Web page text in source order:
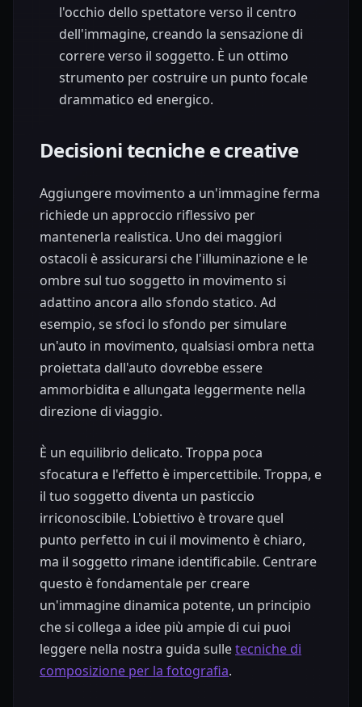
l'occhio dello spettatore verso il centro
dell'immagine, creando la sensazione di
correre verso il soggetto. È un ottimo
strumento per costruire un punto focale
drammatico ed energico.
Decisioni tecniche e creative
Aggiungere movimento a un'immagine ferma
richiede un approccio riflessivo per
mantenerla realistica. Uno dei maggiori
ostacoli è assicurarsi che l'illuminazione e le
ombre sul tuo soggetto in movimento si
adattino ancora allo sfondo statico. Ad
esempio, se sfoci lo sfondo per simulare
un'auto in movimento, qualsiasi ombra netta
proiettata dall'auto dovrebbe essere
ammorbidita e allungata leggermente nella
direzione di viaggio.
È un equilibrio delicato. Troppa poca
sfocatura e l'effetto è impercettibile. Troppa, e
il tuo soggetto diventa un pasticcio
irriconoscibile. L'obiettivo è trovare quel
punto perfetto in cui il movimento è chiaro,
ma il soggetto rimane identificabile. Centrare
questo è fondamentale per creare
un'immagine dinamica potente, un principio
che si collega a idee più ampie di cui puoi
leggere nella nostra guida sulletecniche di
composizione per la fotografia.